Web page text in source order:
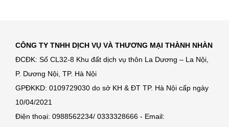
CÔNG TY TNHH DỊCH VỤ VÀ THƯƠNG MẠI THÀNH NHÀN
ĐCĐK: Số CL32-8 Khu đất dịch vụ thôn La Dương – La Nội,
P. Dương Nội, TP. Hà Nội
GPĐKKD: 0109729030 do sở KH & ĐT TP. Hà Nội cấp ngày
10/04/2021
Điện thoại: 0988562234/ 0333328666 - Email: